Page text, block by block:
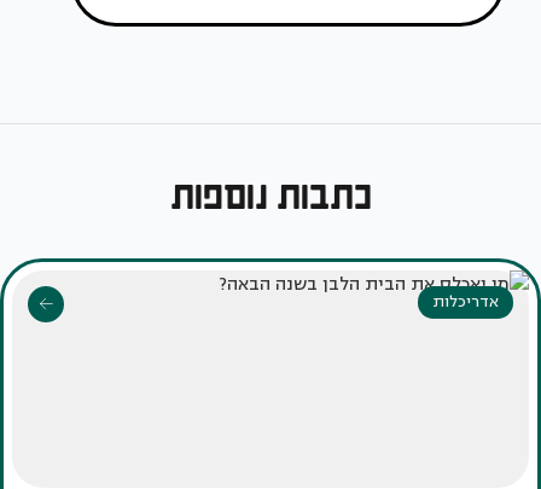
כתבות נוספות
אדריכלות